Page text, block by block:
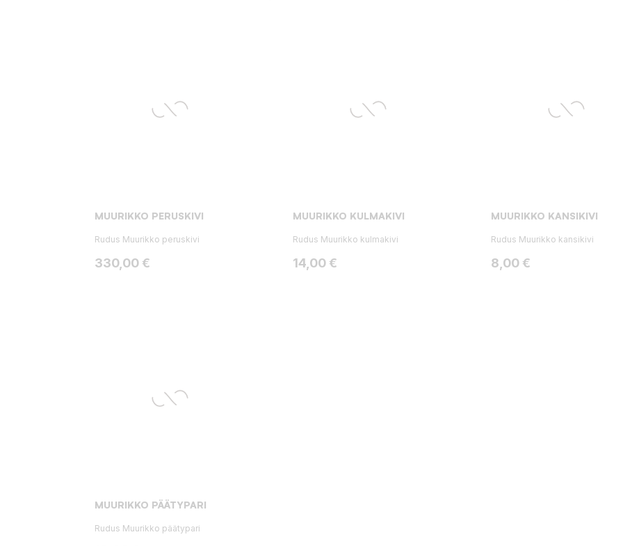
MUURIKKO PERUSKIVI
Rudus Muurikko peruskivi
Hinta
330,00 €
MUURIKKO KULMAKIVI
Rudus Muurikko kulmakivi
Hinta
14,00 €
MUURIKKO KANSIKIVI
Rudus Muurikko kansikivi
Hinta
8,00 €
MUURIKKO PÄÄTYPARI
Rudus Muurikko päätypari